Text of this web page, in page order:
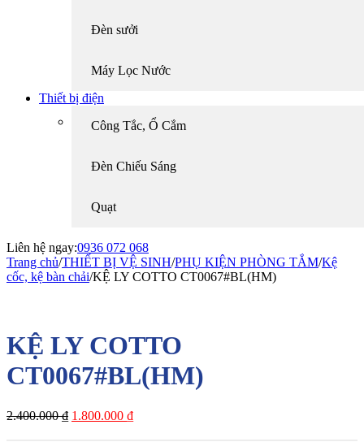
Đèn sưởi
Máy Lọc Nước
Thiết bị điện
Công Tắc, Ổ Cắm
Đèn Chiếu Sáng
Quạt
Liên hệ ngay:0936 072 068
Trang chủ/THIẾT BỊ VỆ SINH/PHỤ KIỆN PHÒNG TẮM/Kệ
cốc, kệ bàn chải/KỆ LY COTTO CT0067#BL(HM)
KỆ LY COTTO
CT0067#BL(HM)
2.400.000₫ Giá
1.800.000 ₫Giá